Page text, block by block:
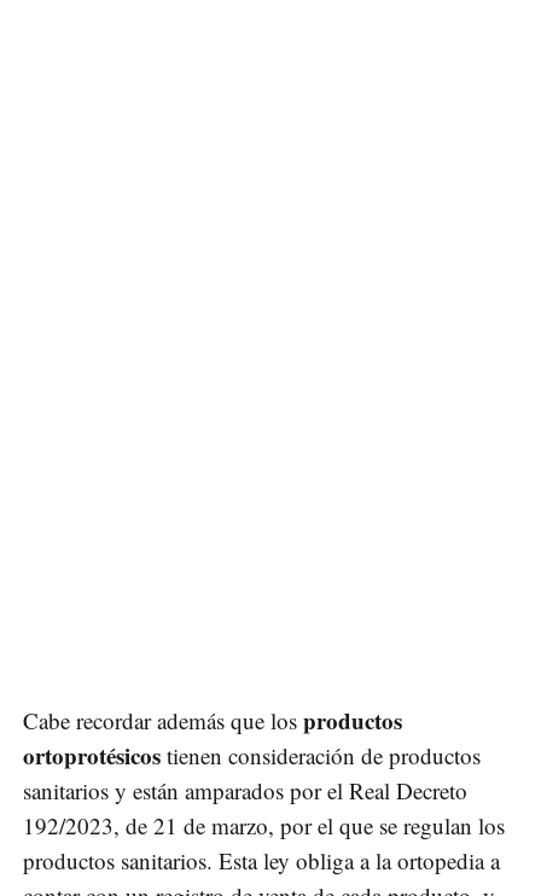
Cabe recordar además que los productos
ortoprotésicos tienen consideración de productos
sanitarios y están amparados por el Real Decreto
192/2023, de 21 de marzo, por el que se regulan los
productos sanitarios. Esta ley obliga a la ortopedia a